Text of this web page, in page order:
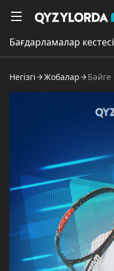
Бағдарламалар кестесі
Негізгі Жобалар Бәйге